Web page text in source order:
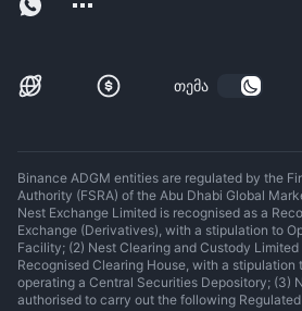
თემა
Binance ADGM entities are regulated by the
Authority (FSRA) of the Abu Dhabi Global
Nest Exchange Limited is recognised as a
Exchange (Derivatives), with a stipulation to
Facility; (2) Nest Clearing and Custody Limited
Recognised Clearing House, with a stipulation
operating a Central Securities Depository; (3)
authorised to carry out the following